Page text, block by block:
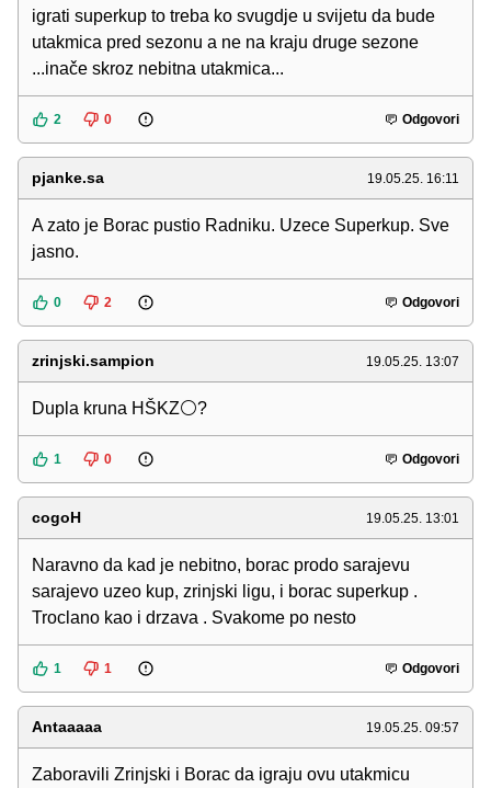
igrati superkup to treba ko svugdje u svijetu da bude
utakmica pred sezonu a ne na kraju druge sezone
...inače skroz nebitna utakmica...
2 0 Odgovori
pjanke.sa 19.05.25. 16:11
A zato je Borac pustio Radniku. Uzece Superkup. Sve
jasno.
0 2 Odgovori
zrinjski.sampion 19.05.25. 13:07
Dupla kruna HŠKZ⚪?
1 0 Odgovori
cogoH 19.05.25. 13:01
Naravno da kad je nebitno, borac prodo sarajevu
sarajevo uzeo kup, zrinjski ligu, i borac superkup .
Troclano kao i drzava . Svakome po nesto
1 1 Odgovori
Antaaaaa 19.05.25. 09:57
Zaboravili Zrinjski i Borac da igraju ovu utakmicu